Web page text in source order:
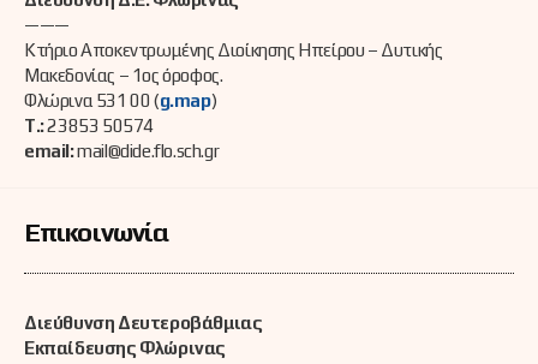
———
Κτήριο Αποκεντρωμένης Διοίκησης Ηπείρου – Δυτικής
Μακεδονίας – 1ος όροφος.
Φλώρινα 531 00 (g.map)
Τ.:23853 50574
email:mail@dide.flo.sch.gr
Επικοινωνία
Διεύθυνση Δευτεροβάθμιας
Εκπαίδευσης Φλώρινας